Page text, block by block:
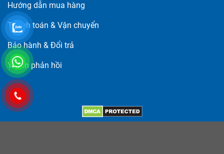
Hướng dẫn mua hàng
Thanh toán & Vận chuyển
Bảo hành & Đổi trả
Ý kiến phản hồi